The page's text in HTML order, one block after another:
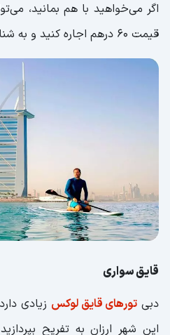
اگر می‌خواهید با هم بمانید،
قیمت ۶۰ درهم اجاره کنید و به شنا بروید.
قایق سواری
دبی تور‌های قایق لوکس زیادی
این شهر ارزان به تفریح